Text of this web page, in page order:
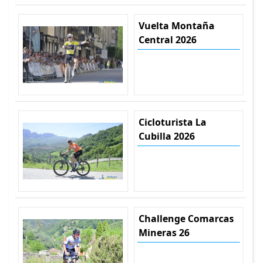
Vuelta Montaña
Central 2026
Cicloturista La
Cubilla 2026
Challenge Comarcas
Mineras 26